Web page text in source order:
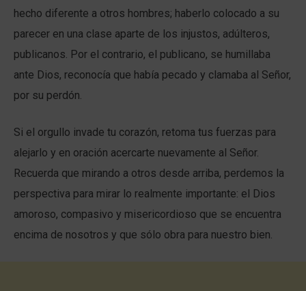
hecho diferente a otros hombres; haberlo colocado a su
parecer en una clase aparte de los injustos, adúlteros,
publicanos. Por el contrario, el publicano, se humillaba
ante Dios, reconocía que había pecado y clamaba al Señor,
por su perdón.
Si el orgullo invade tu corazón, retoma tus fuerzas para
alejarlo y en oración acercarte nuevamente al Señor.
Recuerda que mirando a otros desde arriba, perdemos la
perspectiva para mirar lo realmente importante: el Dios
amoroso, compasivo y misericordioso que se encuentra
encima de nosotros y que sólo obra para nuestro bien.